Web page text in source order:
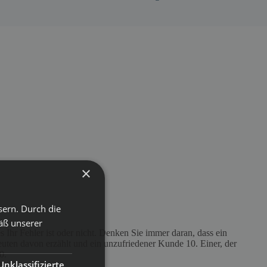
Ihr Fehler ist oder nicht. Denken Sie immer daran, dass ein
davon erzählt und ein unzufriedener Kunde 10. Einer, der
×
Durch die
unserer